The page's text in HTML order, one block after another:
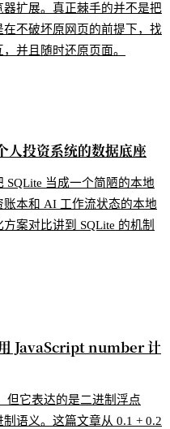
扩展。真正棘手的并不是把
不破坏原网页的前提下，找
并且随时还原页面。
人投资系统的数据底座
SQLite 当成一个简陋的本地
本和 AI 工作流状态的本地
案对比讲到 SQLite 的机制
JavaScript number 计
但它表达的是二进制浮点
语义。这篇文章从 0.1 + 0.2